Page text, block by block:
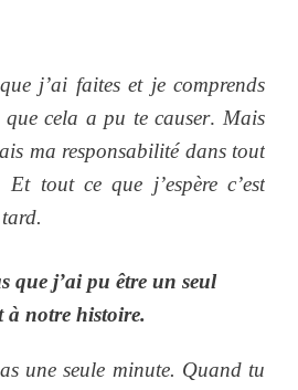
j’ai faites et je comprends
cela a pu te causer. Mais
ma responsabilité dans tout
Et tout ce que j’espère c’est
que j’ai pu être un seul
à notre histoire.
une seule minute. Quand tu